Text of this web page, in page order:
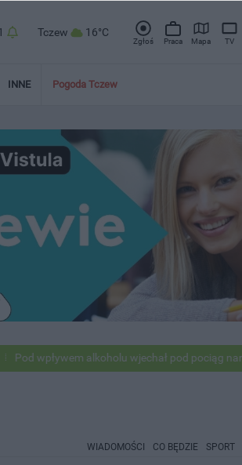
Tczew 16°C
Zgłoś Praca Mapa TV
INNE Pogoda Tczew
wpływem alkoholu wjechał pod pociąg
WIADOMOŚCI CO BĘDZIE SPORT